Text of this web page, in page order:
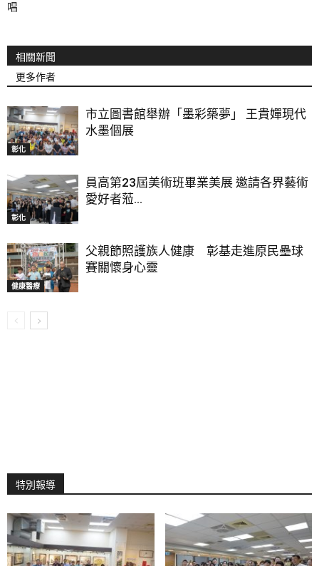
唱
相關新聞
更多作者
彰化
市立圖書館舉辦「墨彩築夢」 王貴嬋現代
水墨個展
彰化
員高第23屆美術班畢業美展 邀請各界藝術
愛好者蒞...
健康醫療
父親節照護族人健康 彰基走進原民壘球
賽關懷身心靈
特別報導